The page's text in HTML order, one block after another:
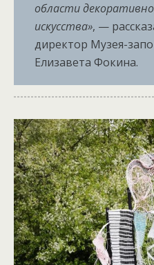
области
искусства», —
директор Музея-
Елизавета Фокина.